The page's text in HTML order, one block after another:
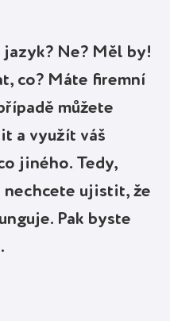
Ne? Měl by!
co? Máte firemní
můžete
a využít váš
jiného. Tedy,
nechcete ujistit, že
Pak byste